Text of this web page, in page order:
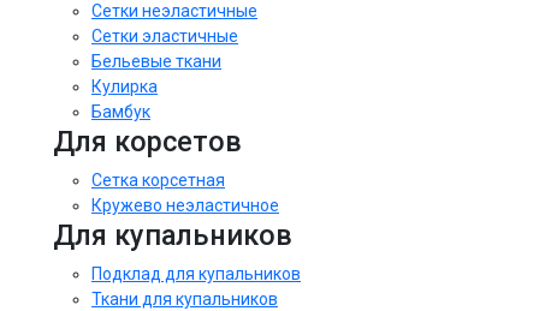
Сетки неэластичные
Сетки эластичные
Бельевые ткани
Кулирка
Бамбук
Для корсетов
Сетка корсетная
Кружево неэластичное
Для купальников
Подклад для купальников
Ткани для купальников